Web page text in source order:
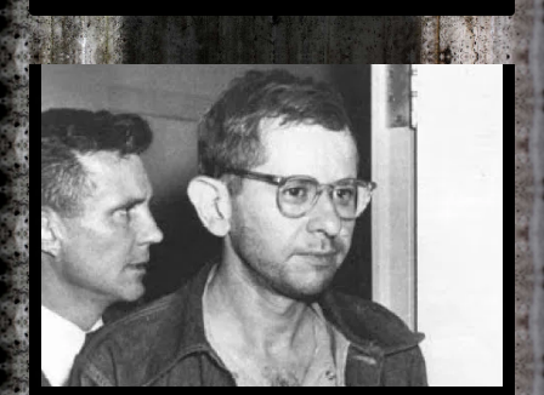
UN
CRIMINAL
ÎN
DIN
BERLINUL
LUI
HITLER!